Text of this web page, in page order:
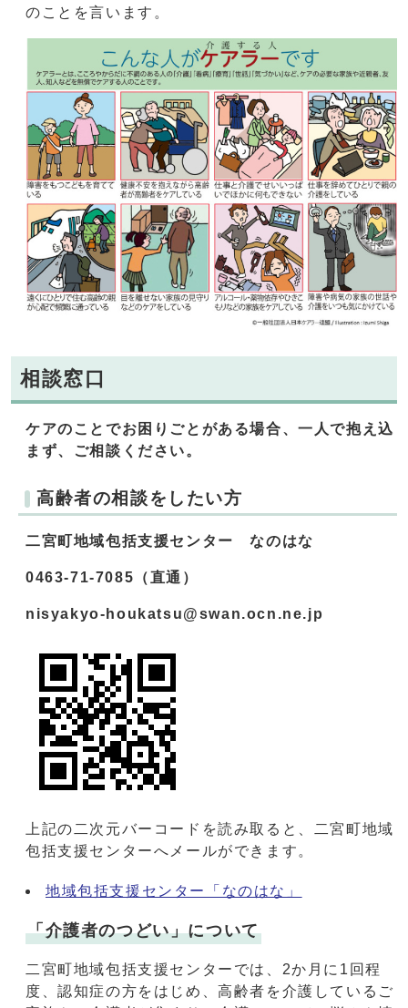
のことを言います。
相談窓口
ケアのことでお困りごとがある場合、一人で抱え込
まず、ご相談ください。
高齢者の相談をしたい方
二宮町地域包括支援センター なのはな
0463-71-7085（直通）
nisyakyo-houkatsu@swan.ocn.ne.jp
上記の二次元バーコードを読み取ると、二宮町地域
包括支援センターへメールができます。
地域包括支援センター「なのはな」
「介護者のつどい」について
二宮町地域包括支援センターでは、2か月に1回程
度、認知症の方をはじめ、高齢者を介護しているご